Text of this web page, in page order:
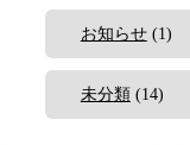
お知らせ(1)
未分類(14)